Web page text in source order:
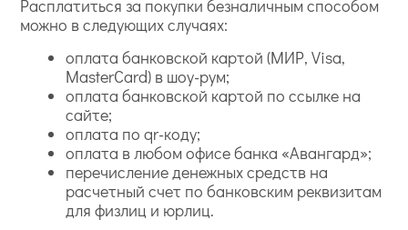
Расплатиться за покупки безналичным способом
можно в следующих случаях:
оплата банковской картой (МИР, Visa,
MasterCard) в шоу-рум;
оплата банковской картой по ссылке на
сайте;
оплата по qr-коду;
оплата в любом офисе банка «Авангард»;
перечисление денежных средств на
расчетный счет по банковским реквизитам
для физлиц и юрлиц.